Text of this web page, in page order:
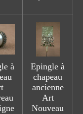
à
Epingle à
chapeau
ancienne
Art
Nouveau